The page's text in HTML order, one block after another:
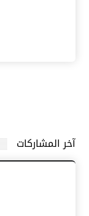
آخر المشاركات